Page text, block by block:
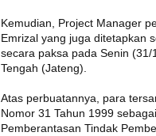
Kemudian, Project Manager
Emrizal yang juga ditetapkan
secara paksa pada Senin
Tengah (Jateng).
Atas perbuatannya, para
Nomor 31 Tahun 1999
Pemberantasan Tindak